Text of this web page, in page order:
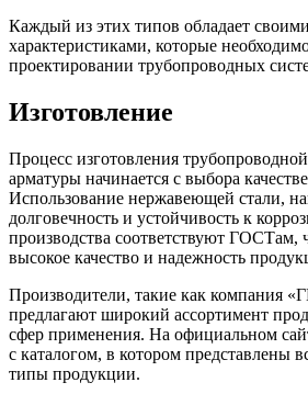
Каждый из этих типов обладает
характеристиками, которые
проектировании трубопроводных
Изготовление
Процесс изготовления
арматуры начинается с выбора
Использование нержавеющей стали,
долговечность и устойчивость к
производства соответствуют ГОСТам,
высокое качество и надежность
Производители, такие как компания
предлагают широкий ассортимент
сфер применения. На официальном
с каталогом, в котором представлены
типы продукции.